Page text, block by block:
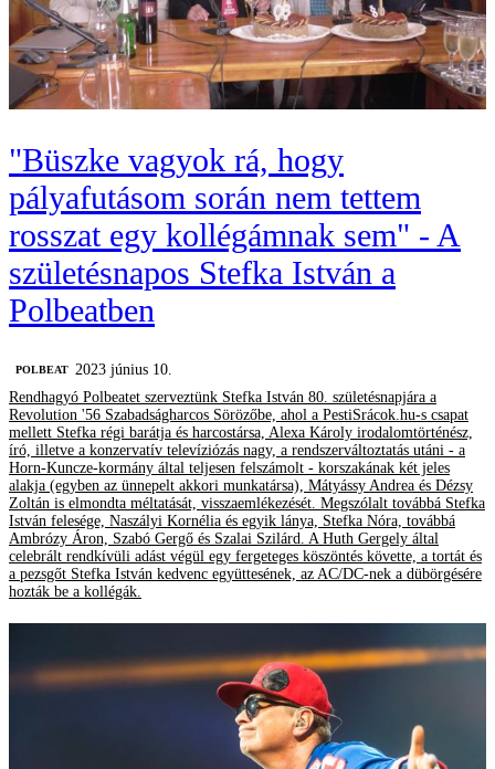
"Büszke vagyok rá, hogy
pályafutásom során nem tettem
rosszat egy kollégámnak sem" - A
születésnapos Stefka István a
Polbeatben
‎POLBEAT
2023 június 10.
Rendhagyó Polbeatet szerveztünk Stefka István 80. születésnapjára a
Revolution '56 Szabadságharcos Sörözőbe, ahol a PestiSrácok.hu-s csapat
mellett Stefka régi barátja és harcostársa, Alexa Károly irodalomtörténész,
író, illetve a konzervatív televíziózás nagy, a rendszerváltoztatás utáni - a
Horn-Kuncze-kormány által teljesen felszámolt - korszakának két jeles
alakja (egyben az ünnepelt akkori munkatársa), Mátyássy Andrea és Dézsy
Zoltán is elmondta méltatását, visszaemlékezését. Megszólalt továbbá Stefka
István felesége, Naszályi Kornélia és egyik lánya, Stefka Nóra, továbbá
Ambrózy Áron, Szabó Gergő és Szalai Szilárd. A Huth Gergely által
celebrált rendkívüli adást végül egy fergeteges köszöntés követte, a tortát és
a pezsgőt Stefka István kedvenc együttesének, az AC/DC-nek a dübörgésére
hozták be a kollégák.